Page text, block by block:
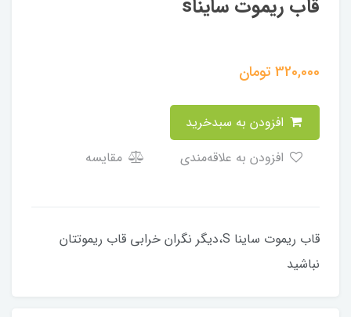
قاب ریموت سایناs
320,000تومان
مقایسه
قاب ریموت ساینا S،دیگر نگران خرابی قاب ریموتتان
نباشید